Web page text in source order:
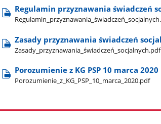
Regulamin przyznawania świadczeń
Zasady przyznawania świadczeń
Zasady​_przyznawania​_świadczeń​_socjalnych.pdf
Porozumienie z KG PSP 10 marca 2020
Porozumienie​_z​_KG​_PSP​_10​_marca​_2020.pdf